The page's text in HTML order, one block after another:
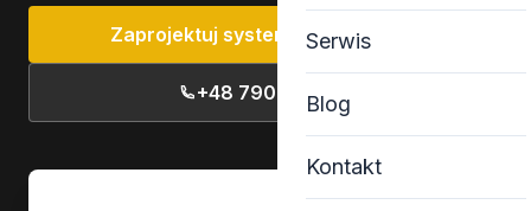
Serwis
Blog
Kontakt
Zaprojektuj system z EVVA EPS
+48 790 77 13 13